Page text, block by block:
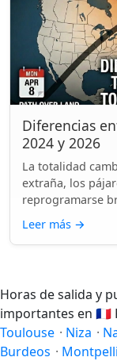
Diferencias
2024 y 2026
La totalidad
extraña, los
reprogramarse
Leer más →
Horas de salida y
importantes en 🇫🇷
Toulouse · Niza ·
Burdeos ·